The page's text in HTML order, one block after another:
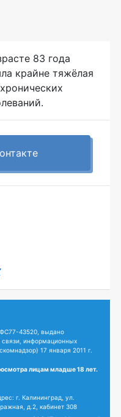
83 года
крайне тяжёлая
43520, выдано
информационных
17 января 2011 г.
лицам младше 18 лет.
г. Калининград, ул.
д.2, кабинет 308